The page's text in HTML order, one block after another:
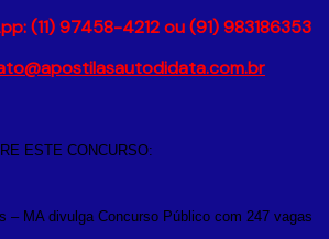
(11) 97458-4212 ou (91) 983186353
ESTE CONCURSO:
– MA divulga Concurso Público com 247 vagas